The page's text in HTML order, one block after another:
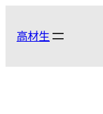
高材生